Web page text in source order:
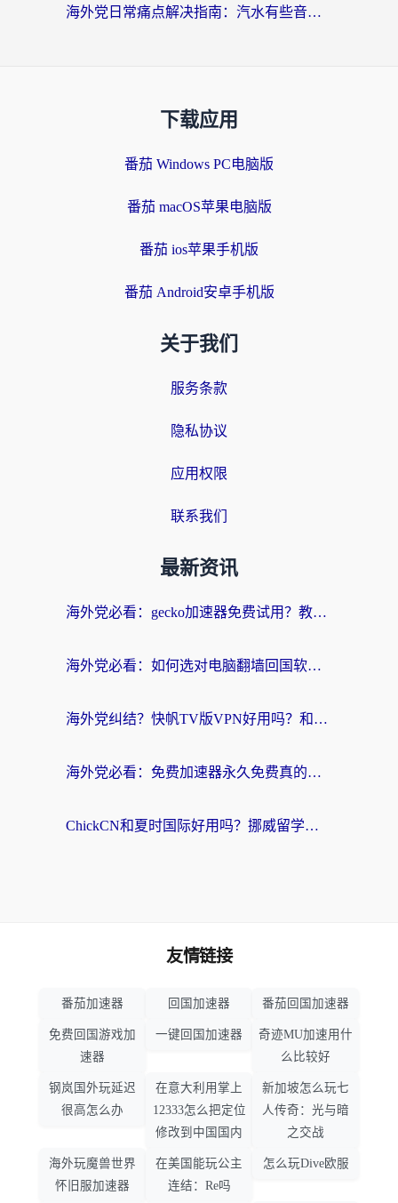
海外党日常痛点解决指南：汽水有些音乐在国外无法播放怎么办？
下载应用
番茄 Windows PC电脑版
番茄 macOS苹果电脑版
番茄 ios苹果手机版
番茄 Android安卓手机版
关于我们
服务条款
隐私协议
应用权限
联系我们
最新资讯
海外党必看：gecko加速器免费试用？教你选对回国加速器，无缝刷国内剧玩游戏
海外党必看：如何选对电脑翻墙回国软件，轻松解锁国内资源？
海外党纠结？快帆TV版VPN好用吗？和扇贝手游VPN对比哪个回国效果更好？
海外党必看：免费加速器永久免费真的存在吗？教你选对回国加速器无缝刷国内资源
ChickCN和夏时国际好用吗？挪威留学生亲测3款回国加速器，附穿梭和加速喵对比指南
友情链接
番茄加速器 回国加速器 番茄回国加速器
免费回国游戏加
速器
一键回国加速器
奇迹MU加速用什
么比较好
钢岚国外玩延迟
很高怎么办
在意大利用掌上
12333怎么把定位
修改到中国国内
新加坡怎么玩七
人传奇：光与暗
之交战
海外玩魔兽世界
怀旧服加速器
在美国能玩公主
连结：Re吗
怎么玩Dive欧服